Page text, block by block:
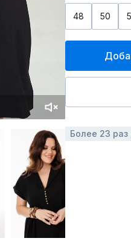
48 50
Более 23 раз